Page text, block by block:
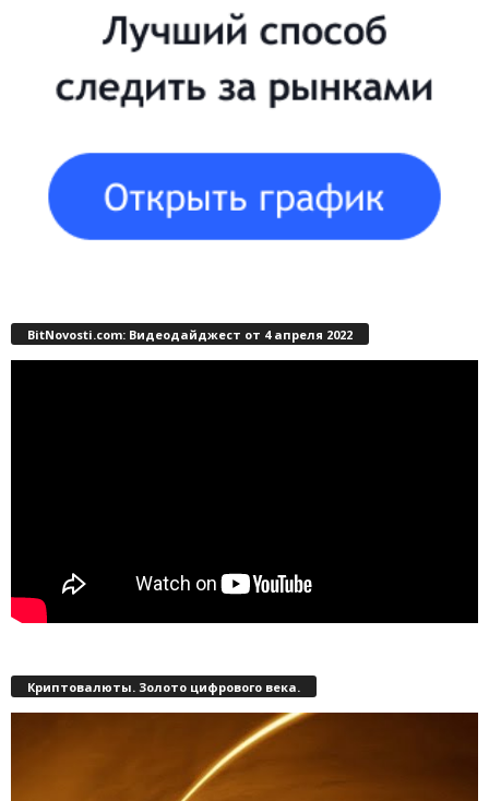
BitNovosti.com: Видеодайджест от 4 апреля 2022
Криптовалюты. Золото цифрового века.